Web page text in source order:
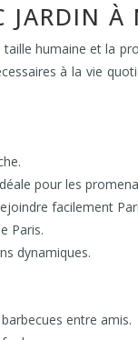
JARDIN À
humaine et la
à la vie
pour les
facilement
Paris.
dynamiques.
entre amis.